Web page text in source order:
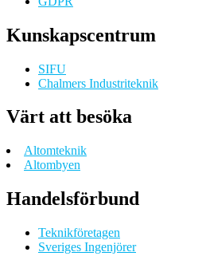
Kunskapscentrum
SIFU
Chalmers Industriteknik
Värt att besöka
Altomteknik
Altombyen
Handelsförbund
Teknikföretagen
Sveriges Ingenjörer